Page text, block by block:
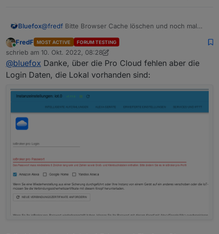
Bluefox@fredf Bitte Browser Cache löschen und noch mal
Online
FredF MOST ACTIVE FORUM TESTING
schrieb am 10. Okt. 2022, 08:28
zuletzt editiert von FredF 10. Okt. 2022, 10:32
@bluefox Danke, über die Pro Cloud fehlen aber die
Login Daten, die Lokal vorhanden sind: